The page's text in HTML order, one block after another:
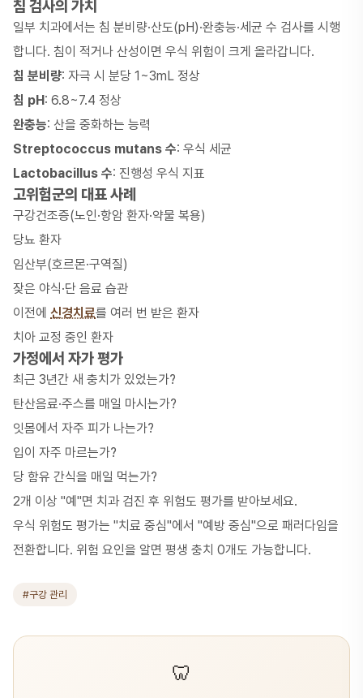
침 검사의 가치
일부 치과에서는 침 분비량·산도(pH)·완충능·세균 수 검사를 시행
합니다. 침이 적거나 산성이면 우식 위험이 크게 올라갑니다.
침 분비량: 자극 시 분당 1~3mL 정상
침 pH: 6.8~7.4 정상
완충능: 산을 중화하는 능력
Streptococcus mutans 수: 우식 세균
Lactobacillus 수: 진행성 우식 지표
고위험군의 대표 사례
구강건조증(노인·항암 환자·약물 복용)
당뇨 환자
임산부(호르몬·구역질)
잦은 야식·단 음료 습관
이전에 신경치료를 여러 번 받은 환자
치아 교정 중인 환자
가정에서 자가 평가
최근 3년간 새 충치가 있었는가?
탄산음료·주스를 매일 마시는가?
잇몸에서 자주 피가 나는가?
입이 자주 마르는가?
당 함유 간식을 매일 먹는가?
2개 이상 "예"면 치과 검진 후 위험도 평가를 받아보세요.
우식 위험도 평가는 "치료 중심"에서 "예방 중심"으로 패러다임을
전환합니다. 위험 요인을 알면 평생 충치 0개도 가능합니다.
#구강 관리
🦷